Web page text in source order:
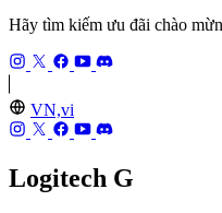
Hãy tìm kiếm ưu đãi chào
VN,vi
Logitech G